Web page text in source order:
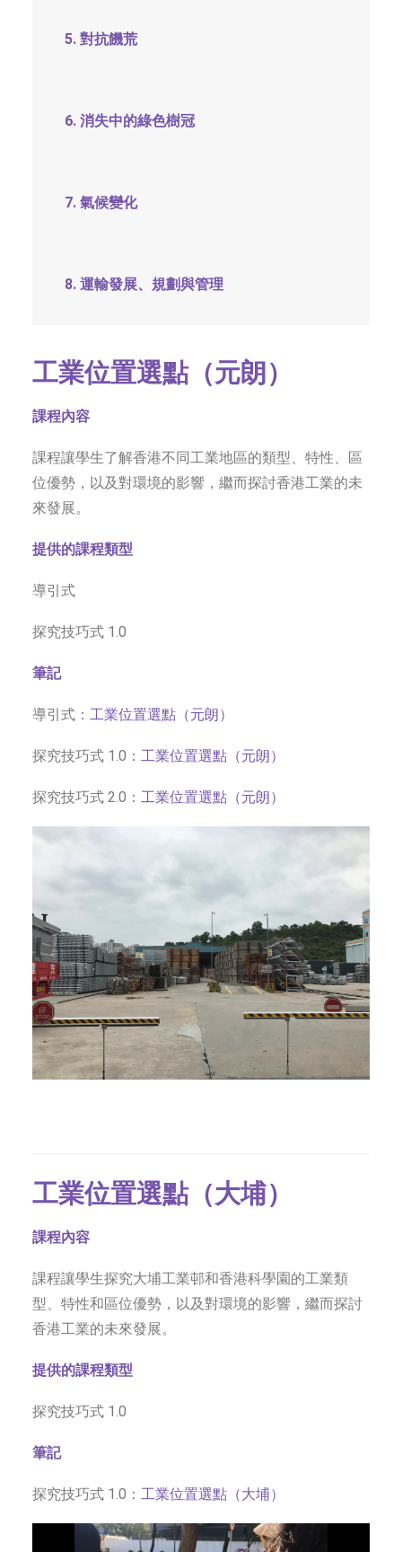
5. 對抗饑荒
6. 消失中的綠色樹冠
7. 氣候變化
8. 運輸發展、規劃與管理
工業位置選點（元朗）
課程內容
課程讓學生了解香港不同工業地區的類型、特性、區
位優勢，以及對環境的影響，繼而探討香港工業的未
來發展。
提供的課程類型
導引式
探究技巧式 1.0
筆記
導引式： 工業位置選點（元朗）
探究技巧式 1.0： 工業位置選點（元朗）
探究技巧式 2.0： 工業位置選點（元朗）
工業位置選點（大埔）
課程內容
課程讓學生探究大埔工業邨和香港科學園的工業類
型、特性和區位優勢，以及對環境的影響，繼而探討
香港工業的未來發展。
提供的課程類型
探究技巧式 1.0
筆記
探究技巧式 1.0： 工業位置選點（大埔）